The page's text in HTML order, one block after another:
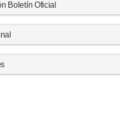
Boletín Oficial